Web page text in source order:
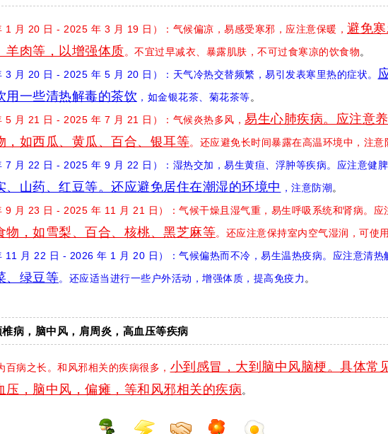
月 20 日 - 2025 年 3 月 19 日）：气候偏凉，易感受寒邪，应注意保暖， 避免
羊肉等，以增强体质。不宜过早减衣、暴露肌肤，不可过食寒凉的饮食物。
月 20 日 - 2025 年 5 月 20 日）：天气冷热交替频繁，易引发表寒里热的症状。
用一些清热解毒的茶饮 ，如金银花茶、菊花茶等。
月 21 日 - 2025 年 7 月 21 日）：气候炎热多风， 易生心肺疾病。应注意
，如西瓜、黄瓜、百合、银耳等。还应避免长时间暴露在高温环境中，注意
月 22 日 - 2025 年 9 月 22 日）：湿热交加，易生黄疸、浮肿等疾病。应注意健脾
山药、红豆等。还应避免居住在潮湿的环境中 ，注意防潮。
月 23 日 - 2025 年 11 月 21 日）：气候干燥且湿气重，易生呼吸系统和肾病。应
物，如雪梨、百合、核桃、黑芝麻等。还应注意保持室内空气湿润，可使
月 22 日 - 2026 年 1 月 20 日）：气候偏热而不冷，易生温热疫病。应注意清热
、绿豆等。还应适当进行一些户外活动，增强体质，提高免疫力 。
病，脑中风，肩周炎，高血压等疾病
病之长。和风邪相关的疾病很多， 小到感冒，大到脑中风脑梗。具体常
压，脑中风，偏瘫，等和风邪相关的疾病。